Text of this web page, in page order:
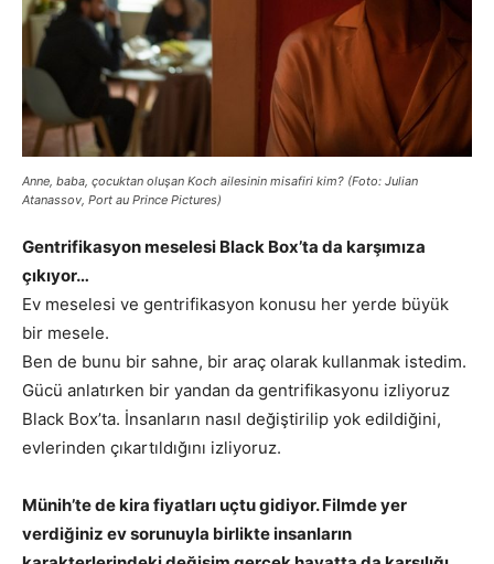
Anne, baba, çocuktan oluşan Koch ailesinin misafiri kim? (Foto: Julian
Atanassov, Port au Prince Pictures)
Gentrifikasyon meselesi Black Box’ta da karşımıza
çıkıyor…
Ev meselesi ve gentrifikasyon konusu her yerde büyük
bir mesele.
Ben de bunu bir sahne, bir araç olarak kullanmak istedim.
Gücü anlatırken bir yandan da gentrifikasyonu izliyoruz
Black Box’ta. İnsanların nasıl değiştirilip yok edildiğini,
evlerinden çıkartıldığını izliyoruz.
Münih’te de kira fiyatları uçtu gidiyor. Filmde yer
verdiğiniz ev sorunuyla birlikte insanların